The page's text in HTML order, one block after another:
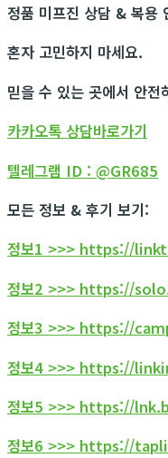
정품 미프진 상담 & 복용
혼자 고민하지 마세요.
믿을 수 있는 곳에서 안
카카오톡 상담바로가기
텔레그램 ID : @GR685
모든 정보 & 후기 보기:
정보1 >>> https://
정보2 >>> https://
정보3 >>> https://
정보4 >>> https://
정보5 >>> https://
정보6 >>> https://